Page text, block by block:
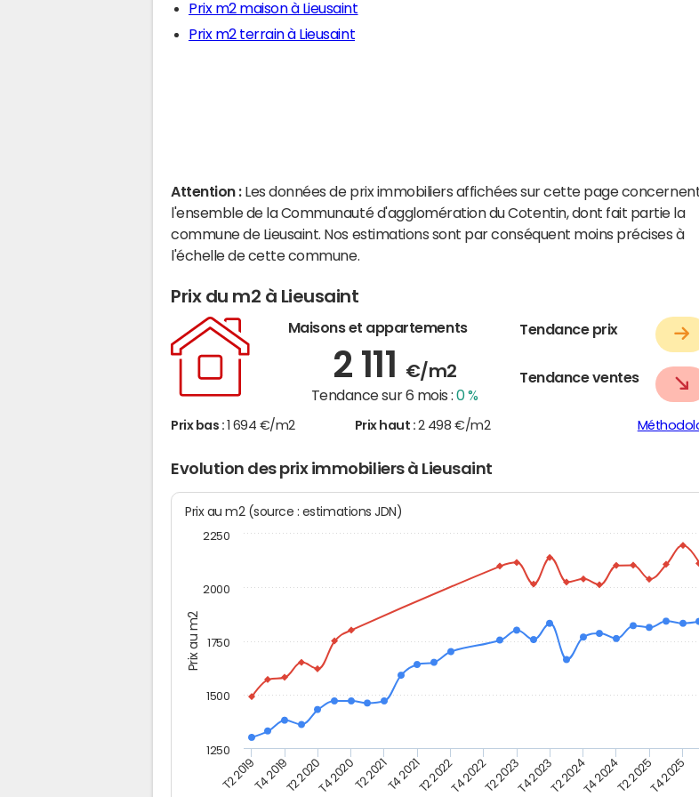
Prix m2 maison à Lieusaint
Prix m2 terrain à Lieusaint
Attention : Les données de prix immobiliers affichées sur cette page
l'ensemble de la Communauté d'agglomération du Cotentin, dont fait partie la
commune de Lieusaint. Nos estimations sont par conséquent moins précises à
l'échelle de cette commune.
Prix du m2 à Lieusaint
Maisons et appartements
2 111 €/m2
Tendance sur 6 mois :0 %
Tendance prix
Tendance ventes
Prix bas : 1 694 €/m2 Prix haut : 2 498 €/m2
Evolution des prix immobiliers à Lieusaint
Prix au m2
Prix au m2 (source : estimations JDN)
T2 2019T4 2019T2 2020T4 2020T2 2021T4 2021T2 2022T4 2022T2 2023T4 2023T2 2024T4 2024T2 2025T4 2025
1250
1500
1750
2000
2250